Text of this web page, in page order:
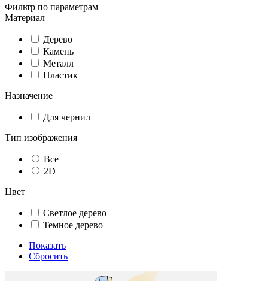
Фильтр по параметрам
Материал
Дерево
Камень
Металл
Пластик
Назначение
Для чернил
Тип изображения
Все
2D
Цвет
Светлое дерево
Темное дерево
Показать
Сбросить